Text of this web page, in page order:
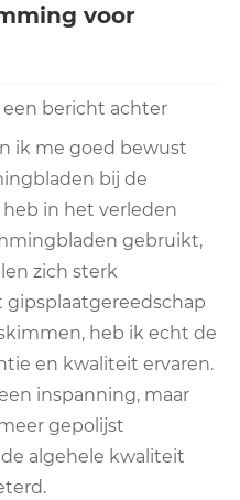
voor
een bericht achter
ik me goed bewust
bij de
in het verleden
gebruikt,
zich sterk
gipsplaatgereedschap
heb ik echt de
en kwaliteit ervaren.
inspanning, maar
gepolijst
algehele kwaliteit